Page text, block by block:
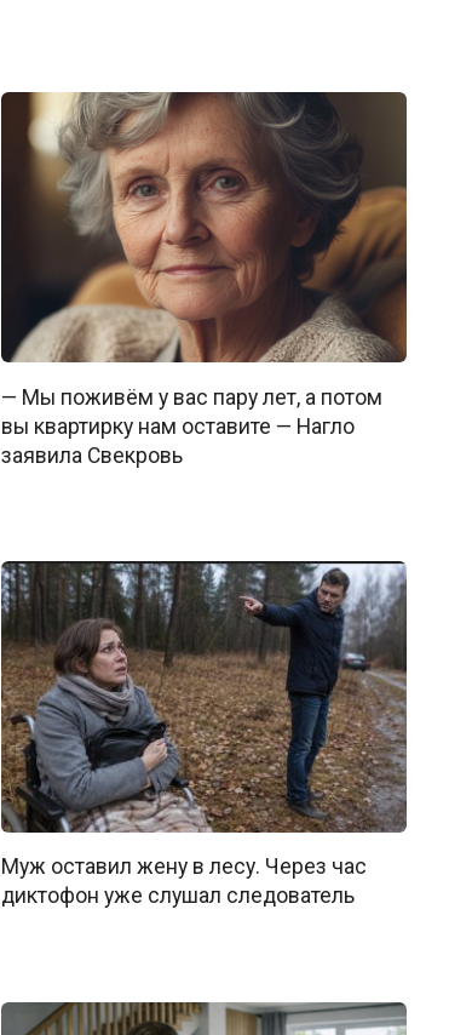
— Мы поживём у вас пару лет, а потом
вы квартирку нам оставите — Нагло
заявила Свекровь
Муж оставил жену в лесу. Через час
диктофон уже слушал следователь